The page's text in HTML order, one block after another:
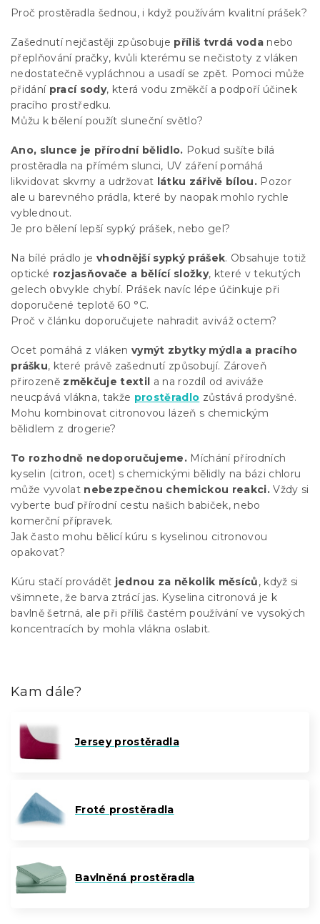
Proč prostěradla šednou, i když používám kvalitní prášek?
Zašednutí nejčastěji způsobuje příliš tvrdá voda nebo
přeplňování pračky, kvůli kterému se nečistoty z vláken
nedostatečně vypláchnou a usadí se zpět. Pomoci může
přidání prací sody, která vodu změkčí a podpoří účinek
pracího prostředku.
Můžu k bělení použít sluneční světlo?
Ano, slunce je přírodní bělidlo. Pokud sušíte bílá
prostěradla na přímém slunci, UV záření pomáhá
likvidovat skvrny a udržovat látku zářivě bílou. Pozor
ale u barevného prádla, které by naopak mohlo rychle
vyblednout.
Je pro bělení lepší sypký prášek, nebo gel?
Na bílé prádlo je vhodnější sypký prášek. Obsahuje totiž
optické rozjasňovače a bělící složky, které v tekutých
gelech obvykle chybí. Prášek navíc lépe účinkuje při
doporučené teplotě 60 °C.
Proč v článku doporučujete nahradit aviváž octem?
Ocet pomáhá z vláken vymýt zbytky mýdla a pracího
prášku, které právě zašednutí způsobují. Zároveň
přirozeně změkčuje textil a na rozdíl od aviváže
neucpává vlákna, takže prostěradlo zůstává prodyšné.
Mohu kombinovat citronovou lázeň s chemickým
bělidlem z drogerie?
To rozhodně nedoporučujeme. Míchání přírodních
kyselin (citron, ocet) s chemickými bělidly na bázi chloru
může vyvolat nebezpečnou chemickou reakci. Vždy si
vyberte buď přírodní cestu našich babiček, nebo
komerční přípravek.
Jak často mohu bělicí kúru s kyselinou citronovou
opakovat?
Kúru stačí provádět jednou za několik měsíců, když si
všimnete, že barva ztrácí jas. Kyselina citronová je k
bavlně šetrná, ale při příliš častém používání ve vysokých
koncentracích by mohla vlákna oslabit.
Kam dále?
Jersey prostěradla
Froté prostěradla
Bavlněná prostěradla